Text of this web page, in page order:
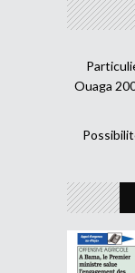
Ouaga